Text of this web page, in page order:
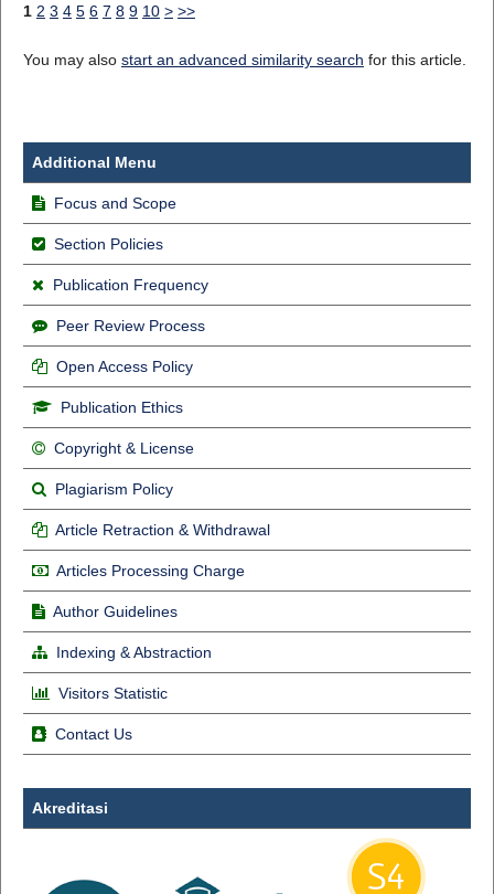
1 2 3 4 5 6 7 8 9 10 > >>
You may also start an advanced similarity search for this article.
Additional Menu
Focus and Scope
Section Policies
Publication Frequency
Peer Review Process
Open Access Policy
Publication Ethics
Copyright & License
Plagiarism Policy
Article Retraction & Withdrawal
Articles Processing Charge
Author Guidelines
Indexing & Abstraction
Visitors Statistic
Contact Us
Akreditasi